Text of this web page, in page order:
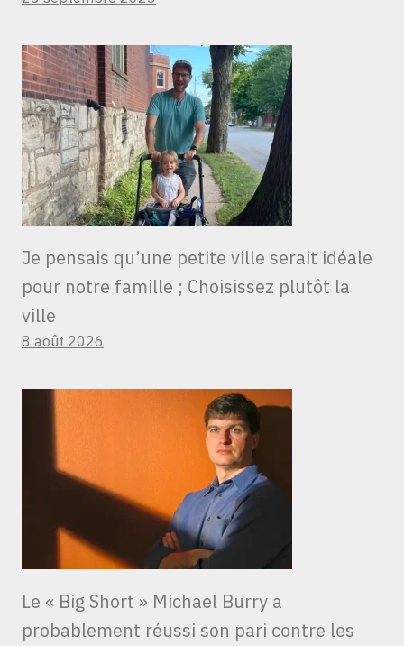
Je pensais qu’une petite ville serait idéale
pour notre famille ; Choisissez plutôt la
ville
8 août 2026
Le « Big Short » Michael Burry a
probablement réussi son pari contre les